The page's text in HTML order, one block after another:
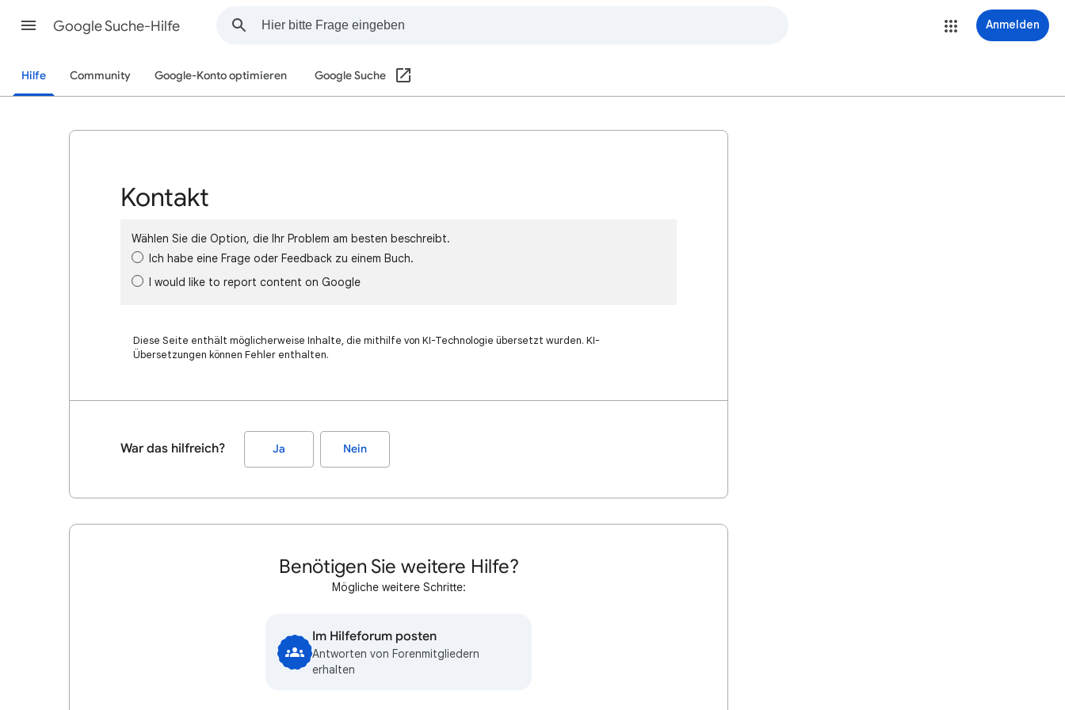
Google Suche-Hilfe Anmelden
Hilfe Community Google-Konto optimieren Google Suche
Kontakt
Wählen Sie die Option, die Ihr Problem am besten beschreibt.
Ich habe eine Frage oder Feedback zu einem Buch.
I would like to report content on Google
Diese Seite enthält möglicherweise Inhalte, die mithilfe von KI-Technologie übersetzt wurden. KI-
Übersetzungen können Fehler enthalten.
War das hilfreich? Ja Nein
Benötigen Sie weitere Hilfe?
Mögliche weitere Schritte:
Im Hilfeforum posten
Antworten von Forenmitgliedern
erhalten